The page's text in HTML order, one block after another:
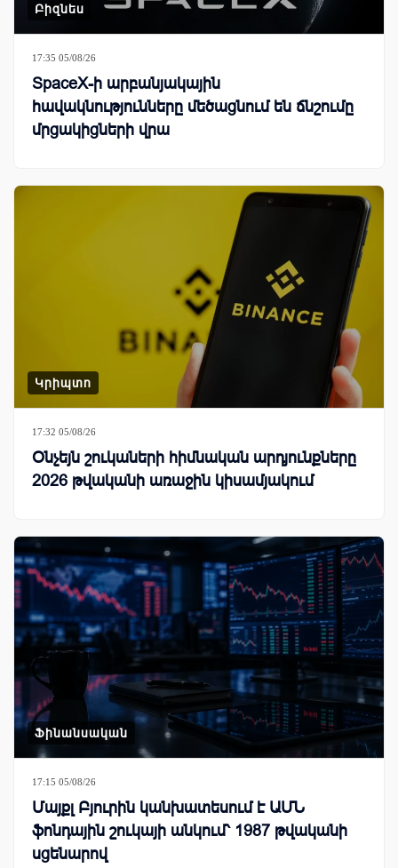
Բիզնես
17:35 05/08/26
SpaceX-ի արբանյակային
հավակնությունները մեծացնում են ճնշումը
մրցակիցների վրա
Կրիպտո
17:32 05/08/26
Օնչեյն շուկաների հիմնական արդյունքները
2026 թվականի առաջին կիսամյակում
Ֆինանսական
17:15 05/08/26
Մայքլ Բյուրին կանխատեսում է ԱՄՆ
ֆոնդային շուկայի անկում՝ 1987 թվականի
սցենարով